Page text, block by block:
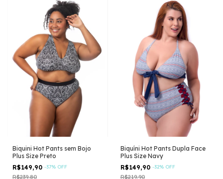
Biquini Hot Pants sem Bojo
Plus Size Preto
R$149,90 -37% OFF
R$239,80
Biquíni Hot Pants Dupla Face
Plus Size Navy
R$149,90 -32% OFF
R$219,90